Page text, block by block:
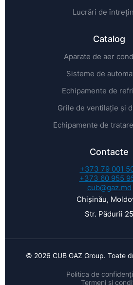
Lucrări de
Catalog
Aparate de aer
Sisteme de
Echipamente de
Grile de ventilație și
Echipamente de
Contacte
+373 79 001
+373 60 955
cub@gaz.md
Chișinău,
Str. Pădurii 25
© 2026 CUB GAZ Group. Toate
Politica de
Termeni și